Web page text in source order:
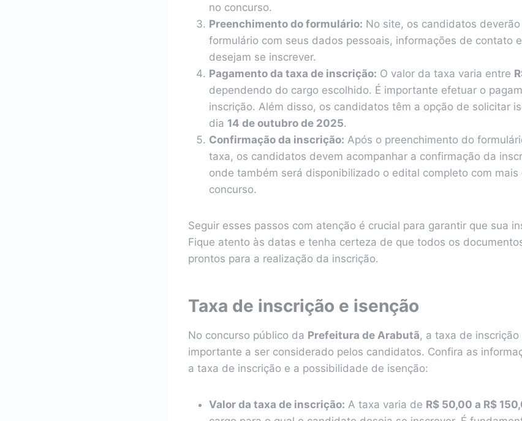
no concurso.
Preenchimento do formulário: No site, os candidatos
formulário com seus dados pessoais, informações de contato
desejam se inscrever.
Pagamento da taxa de inscrição: O valor da taxa varia entre
dependendo do cargo escolhido. É importante efetuar o
inscrição. Além disso, os candidatos têm a opção de solicitar
dia 14 de outubro de 2025.
Confirmação da inscrição: Após o preenchimento do
taxa, os candidatos devem acompanhar a confirmação da
onde também será disponibilizado o edital completo com
concurso.
Seguir esses passos com atenção é crucial para garantir que sua
Fique atento às datas e tenha certeza de que todos os
prontos para a realização da inscrição.
Taxa de inscrição e isenção
No concurso público da Prefeitura de Arabutã, a taxa de
importante a ser considerado pelos candidatos. Confira as
a taxa de inscrição e a possibilidade de isenção:
Valor da taxa de inscrição: A taxa varia de R$ 50,00 a R$